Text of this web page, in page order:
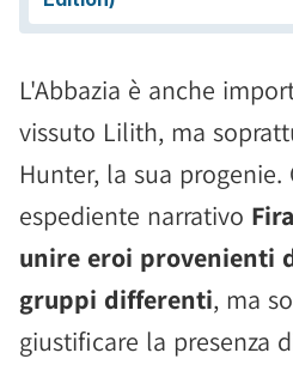
L'Abbazia è anche
vissuto Lilith, ma
Hunter, la sua progenie.
espediente narrativo
unire eroi provenienti
gruppi differenti, ma
giustificare la presenza